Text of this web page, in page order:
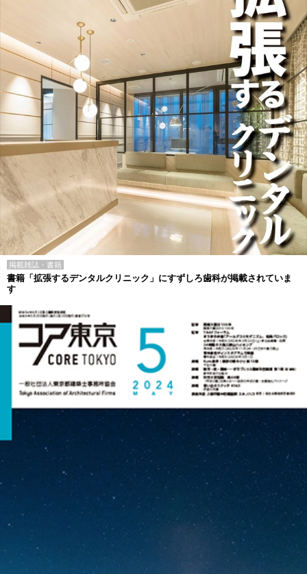
掲載雑誌・書籍
書籍「拡張するデンタルクリニック」にすずしろ歯科が掲載されていま
す